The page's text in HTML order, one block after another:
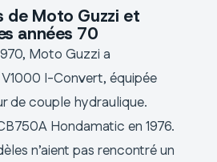
de Moto Guzzi et
années 70
Moto Guzzi a
I-Convert, équipée
de couple hydraulique.
Hondamatic en 1976.
n’aient pas rencontré un